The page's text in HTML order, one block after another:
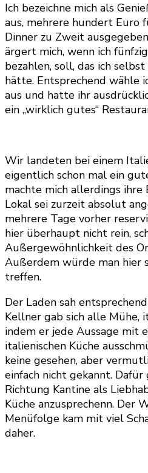
Ich bezeichne mich als
aus, mehrere hundert Euro
Dinner zu Zweit
ärgert mich, wenn ich
bezahlen, soll, das ich
hätte. Entsprechend wähle
aus und hatte ihr
ein „wirklich gutes“
Wir landeten bei einem
eigentlich schon mal ein
machte mich allerdings ihre
Lokal sei zurzeit absolut
mehrere Tage vorher
hier überhaupt nicht rein,
Außergewöhnlichkeit des
Außerdem würde man hier
treffen.
Der Laden sah
Kellner gab sich alle Mühe,
indem er jede Aussage mit
italienischen Küche
keine gesehen, aber
einfach nicht gekannt. Dafür
Richtung Kantine als
Küche anzusprechenn. Der
Menüfolge kam mit viel
daher.